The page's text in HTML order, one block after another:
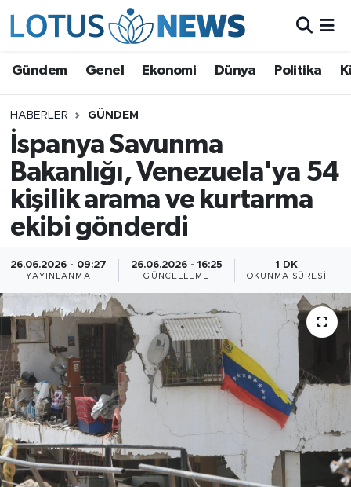
Gündem Genel Ekonomi Dünya Politika
HABERLER GÜNDEM
İspanya Savunma
Bakanlığı, Venezuela'ya 54
kişilik arama ve kurtarma
ekibi gönderdi
26.06.2026 - 09:27
YAYINLANMA
26.06.2026 - 16:25
GÜNCELLEME
1 DK
OKUNMA SÜRESI
Ekonomi
Dünya
Politika
Kültür - Sanat ve Tarih
Yaşam
Bilim ve Teknoloji
Çin Fuarları
Gündem
Video
Sağlık